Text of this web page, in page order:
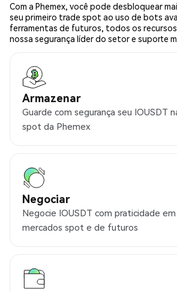
Com a Phemex, você pode desbloquear
seu primeiro trade spot ao uso de bots
ferramentas de futuros, todos os
nossa segurança líder do setor e suporte
Armazenar
Guarde com segurança seu IOUSDT
spot da Phemex
Negociar
Negocie IOUSDT com praticidade
mercados spot e de futuros